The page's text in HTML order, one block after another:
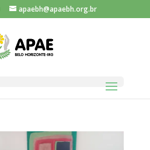
apaebh@apaebh.org.br